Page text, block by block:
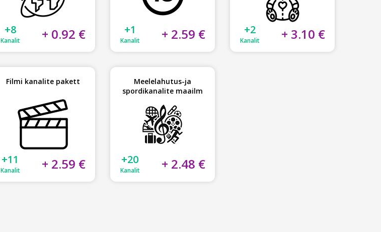
+8
Kanalit + 0.92 € +1
Kanalit + 2.59 € +2
Kanalit + 3.10 €
Filmi kanalite pakett
+11
Kanalit + 2.59 €
Meelelahutus-ja
spordikanalite maailm
+20
Kanalit + 2.48 €